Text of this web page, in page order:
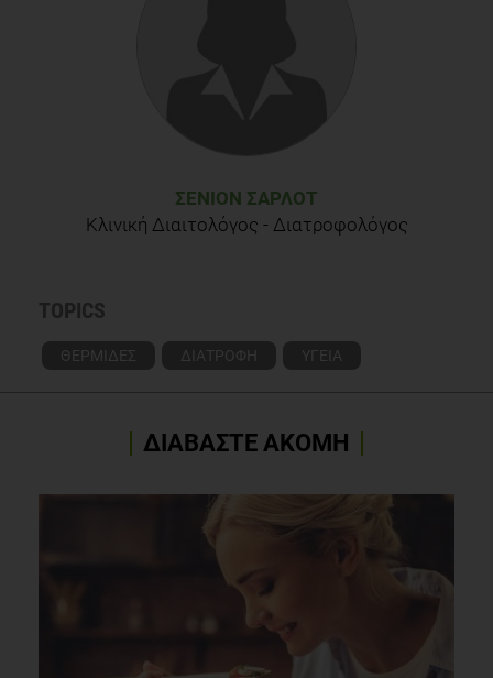
ΣΕΝΙΌΝ ΣΑΡΛΌΤ
Κλινική Διαιτολόγος - Διατροφολόγος
TOPICS
ΘΕΡΜΙΔΕΣ ΔΙΑΤΡΟΦΗ ΥΓΕΙΑ
ΔΙΑΒΑΣΤΕ ΑΚΟΜΗ